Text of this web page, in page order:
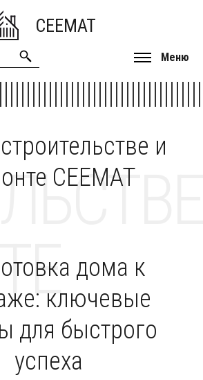
CEEMAT
Меню
и
CEEMAT
дома к
ключевые
для быстрого
успеха